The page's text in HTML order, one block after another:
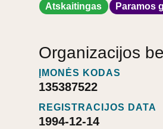
Atskaitingas Paramos
Organizacijos
ĮMONĖS KODAS
135387522
REGISTRACIJOS DATA
1994-12-14